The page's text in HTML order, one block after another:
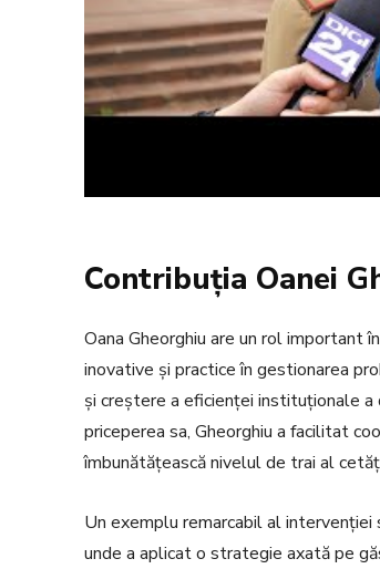
Contribuția Oanei
Oana Gheorghiu are un rol important
inovative și practice în gestionarea
și creștere a eficienței instituționale
priceperea sa, Gheorghiu a facilitat
îmbunătățească nivelul de trai al
Un exemplu remarcabil al
unde a aplicat o strategie axată pe